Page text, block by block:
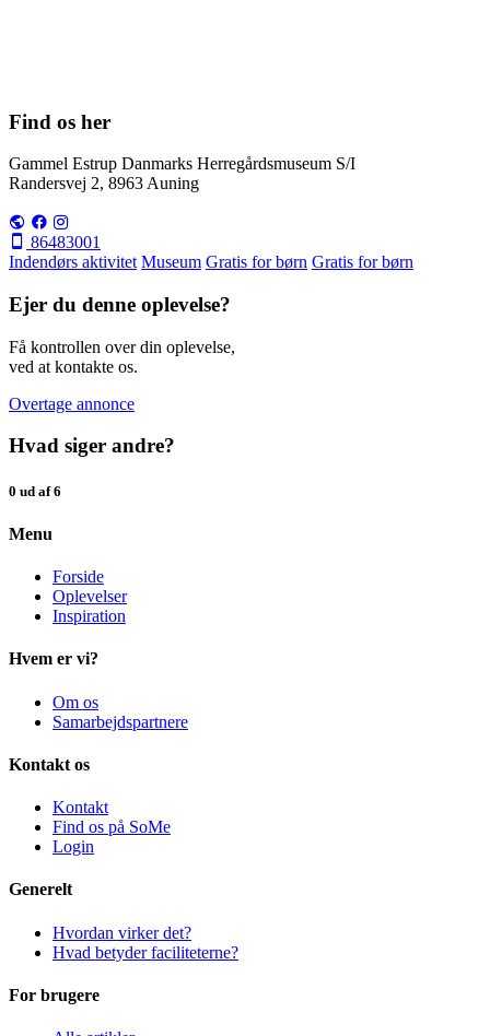
Find os her
Gammel Estrup Danmarks Herregårdsmuseum S/I
Randersvej 2, 8963 Auning
86483001
Indendørs aktivitet Museum Gratis for børn Gratis for børn
Ejer du denne oplevelse?
Få kontrollen over din oplevelse,
ved at kontakte os.
Overtage annonce
Hvad siger andre?
0 ud af 6
Menu
Forside
Oplevelser
Inspiration
Hvem er vi?
Om os
Samarbejdspartnere
Kontakt os
Kontakt
Find os på SoMe
Login
Generelt
Hvordan virker det?
Hvad betyder faciliteterne?
For brugere